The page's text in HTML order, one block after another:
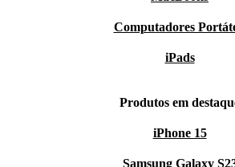
Computadores
iPads
Produtos em
iPhone 15
Samsung Galaxy